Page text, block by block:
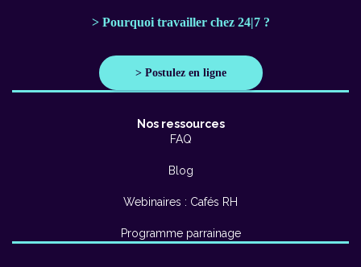
> Pourquoi travailler chez 24|7 ?
> Postulez en ligne
Nos ressources
FAQ
Blog
Webinaires : Cafés RH
Programme parrainage